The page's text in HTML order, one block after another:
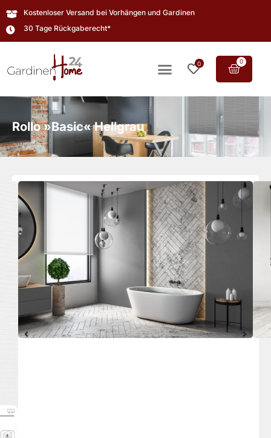
Kostenloser Versand bei Vorhängen und Gardinen
30 Tage Rückgaberecht*
0 0
Rollo »Basic« Hellgrau